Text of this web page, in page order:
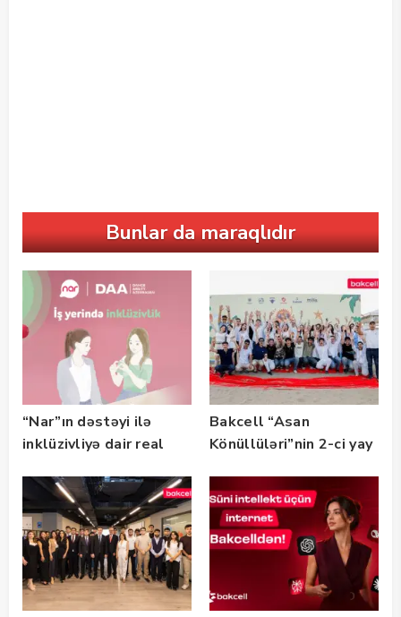
Bunlar da maraqlıdır
“Nar”ın dəstəyi ilə
inklüzivliyə dair real
təqdim edilir
Bakcell “Asan
Könüllüləri”nin 2-ci yay
olub — FOTO